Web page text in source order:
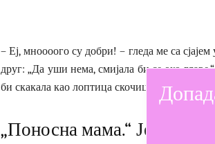
– Еј, мноооого су добри! – гледа ме са
друг: „Да уши нема, смијала би се око
би скакала као лоптица скочица од среће и
„Поносна мама.“ Јер је у